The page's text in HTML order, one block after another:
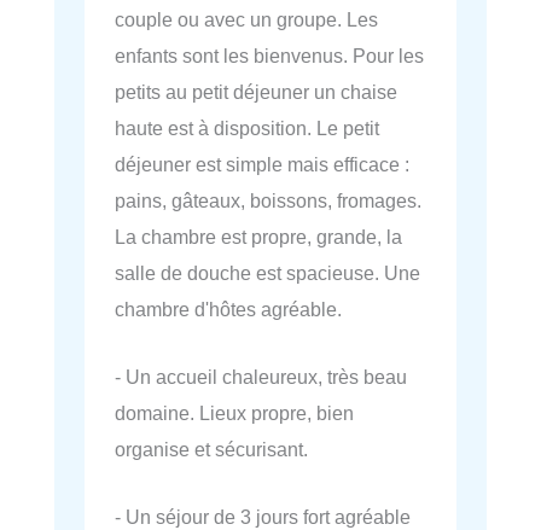
couple ou avec un groupe. Les
enfants sont les bienvenus. Pour les
petits au petit déjeuner un chaise
haute est à disposition. Le petit
déjeuner est simple mais efficace :
pains, gâteaux, boissons, fromages.
La chambre est propre, grande, la
salle de douche est spacieuse. Une
chambre d'hôtes agréable.
- Un accueil chaleureux, très beau
domaine. Lieux propre, bien
organise et sécurisant.
- Un séjour de 3 jours fort agréable